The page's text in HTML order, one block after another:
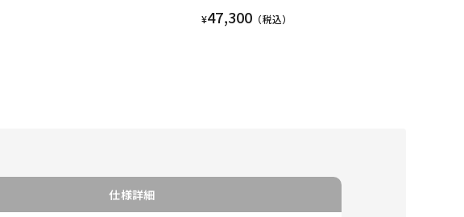
¥47,300 （税込）
仕様詳細